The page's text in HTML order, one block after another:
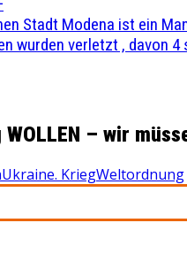
Stadt Modena ist ein
wurden verletzt , davon 4
– wir
Ukraine. KriegWeltordnung